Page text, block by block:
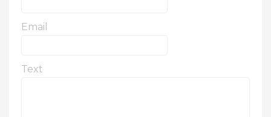
Email
Text